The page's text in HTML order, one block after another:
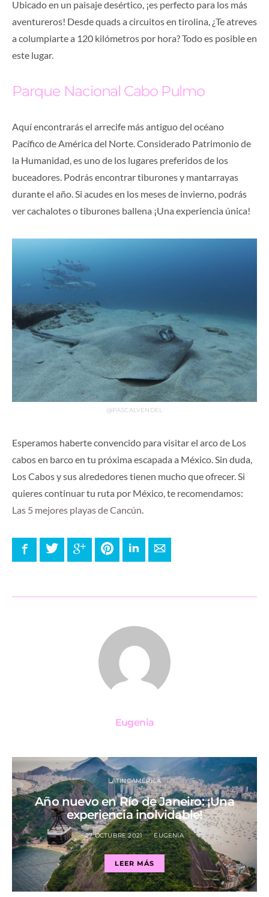
Ubicado en un paisaje desértico, ¡es perfecto para los más
aventureros! Desde quads a circuitos en tirolina, ¿Te atreves
a columpiarte a 120 kilómetros por hora? Todo es posible en
este lugar.
Parque Nacional Cabo Pulmo
Aquí encontrarás el arrecife más antiguo del océano
Pacífico de América del Norte. Considerado Patrimonio de
la Humanidad, es uno de los lugares preferidos de los
buceadores. Podrás encontrar tiburones y mantarrayas
durante el año. Si acudes en los meses de invierno, podrás
ver cachalotes o tiburones ballena ¡Una experiencia única!
@PASCALVENDEL
Esperamos haberte convencido para visitar el arco de Los
cabos en barco en tu próxima escapada a México. Sin duda,
Los Cabos y sus alrededores tienen mucho que ofrecer. Si
quieres continuar tu ruta por México, te recomendamos:
Las 5 mejores playas de Cancún
FacebookTwitter Google+ PinterestLinkedInE-mail
Eugenia
LATINOAMÉRICA
Año nuevo en Río de Janeiro: ¡Una
experiencia inolvidable!
27 OCTUBRE 2021 EUGENIA
LEER MÁS